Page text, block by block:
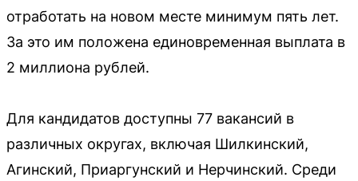
отработать на новом месте минимум пять лет.
За это им положена единовременная выплата в
2 миллиона рублей.
Для кандидатов доступны 77 вакансий в
различных округах, включая Шилкинский,
Агинский, Приаргунский и Нерчинский. Среди